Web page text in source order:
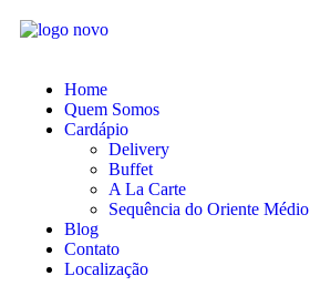
Home
Quem Somos
Cardápio
Delivery
Buffet
A La Carte
Sequência do Oriente Médio
Blog
Contato
Localização